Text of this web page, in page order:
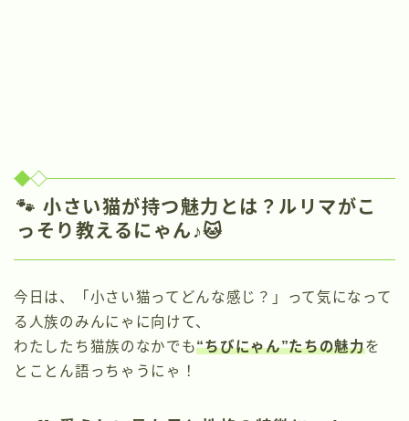
🐾 小さい猫が持つ魅力とは？ルリマがこ
っそり教えるにゃん♪🐱
今日は、「小さい猫ってどんな感じ？」って気になって
る人族のみんにゃに向けて、
わたしたち猫族のなかでも“ちびにゃん”たちの魅力を
とことん語っちゃうにゃ！